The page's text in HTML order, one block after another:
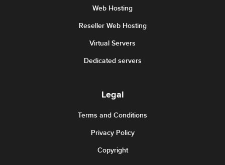
Web Hosting
Reseller Web Hosting
Virtual Servers
Dedicated servers
Legal
Terms and Conditions
Privacy Policy
Copyright